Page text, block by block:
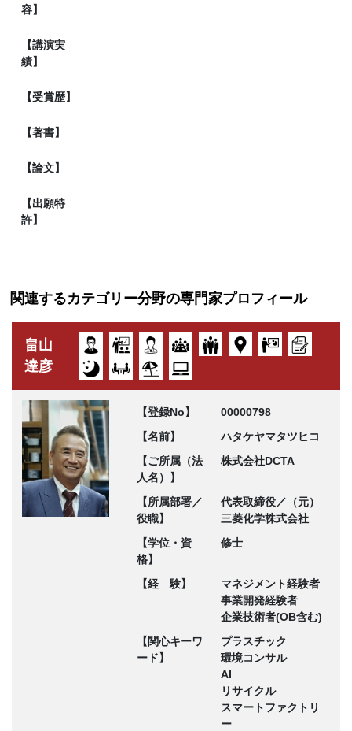
容】
【講演実
績】
【受賞歴】
【著書】
【論文】
【出願特
許】
関連するカテゴリー分野の専門家プロフィール
畠山
達彦
【登録No】
00000798
【名前】
ハタケヤマタツヒコ
【ご所属（法
人名）】
株式会社DCTA
【所属部署／
役職】
代表取締役／（元）
三菱化学株式会社
【学位・資
格】
修士
【経 験】
マネジメント経験者
事業開発経験者
企業技術者(OB含む)
【関心キーワ
ード】
プラスチック
環境コンサル
AI
リサイクル
スマートファクトリ
ー